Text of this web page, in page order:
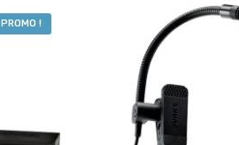
PROMO !